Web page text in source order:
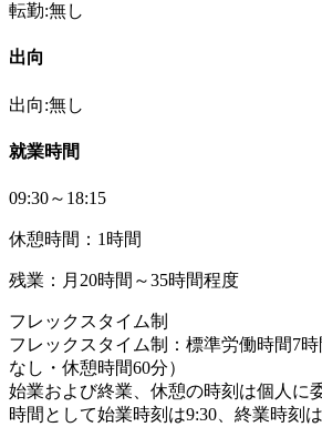
転勤:無し
出向
出向:無し
就業時間
09:30～18:15
休憩時間：1時間
残業：月20時間～35時間程度
フレックスタイム制
フレックスタイム制：標準労働時間7
なし・休憩時間60分）
始業および終業、休憩の時刻は個人に
時間として始業時刻は9:30、終業時刻は